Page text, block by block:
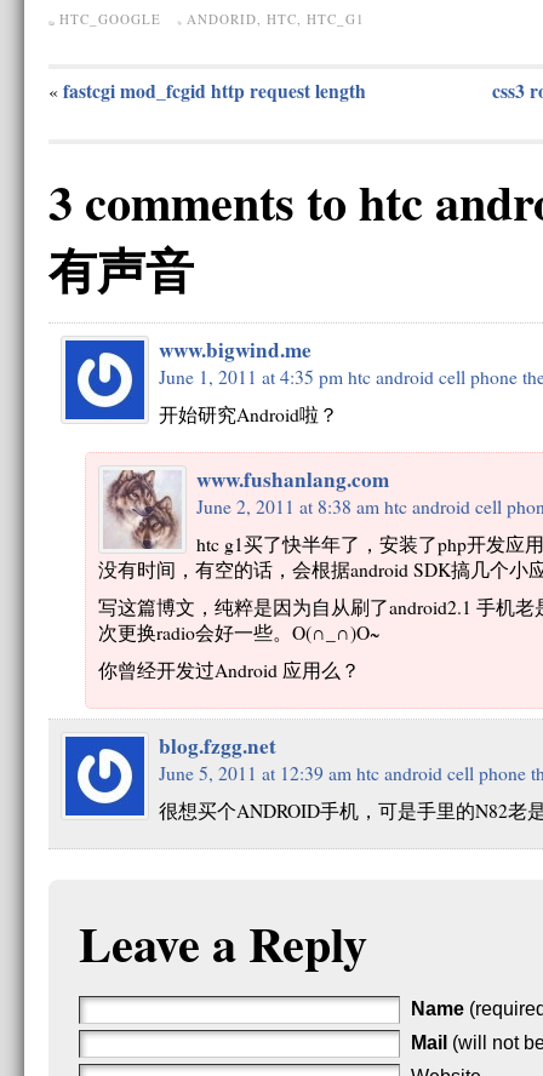
HTC_GOOGLE ANDORID HTC HTC_G1
« fastcgi mod_fcgid http request length css3
3 comments to htc
有声音
www.bigwind.me
June 1, 2011 at 4:35 pm htc android cell phone
开始研究Android啦？
www.fushanlang.com
June 2, 2011 at 8:38 am htc android cell
htc g1买了快半年了，安装了php开发应
没有时间，有空的话，会根据android SDK搞几个小
写这篇博文，纯粹是因为自从刷了android2.1 手机
次更换radio会好一些。O(∩_∩)O~
你曾经开发过Android 应用么？
blog.fzgg.net
June 5, 2011 at 12:39 am htc android cell phone
很想买个ANDROID手机，可是手里的N82
Leave a Reply
Name
Mail (will not